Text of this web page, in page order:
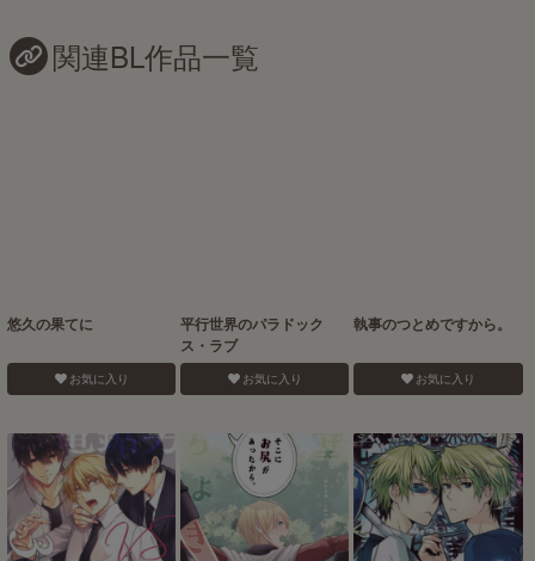
関連BL作品一覧
悠久の果てに
お気に入り
平行世界のパラドック
ス・ラブ
お気に入り
執事のつとめですから。
お気に入り